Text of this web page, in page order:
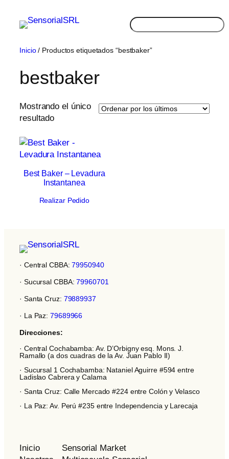
Buscar
Inicio/ Productos etiquetados “bestbaker”
bestbaker
Mostrando el único
resultado
Best Baker – Levadura
Instantanea
Realizar Pedido
· Central CBBA:79950940
· Sucursal CBBA:79960701
· Santa Cruz: 79889937
· La Paz:79689966
Direcciones:
· Central Cochabamba: Av. D’Orbigny esq. Mons. J.
Ramallo (a dos cuadras de la Av. Juan Pablo II)
· Sucursal 1 Cochabamba: Nataniel Aguirre #594 entre
Ladislao Cabrera y Calama
· Santa Cruz: Calle Mercado #224 entre Colón y Velasco
· La Paz: Av. Perú #235 entre Independencia y Larecaja
Inicio
Sensorial Market